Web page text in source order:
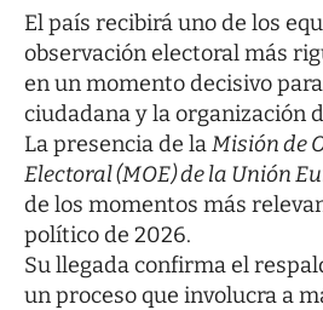
El país recibirá uno de los
observación electoral más
en un momento decisivo
ciudadana y la organización
La presencia de laMisión de
Electoral (MOE) de la Unión
de los momentos más
político de 2026.
Su llegada confirma el
un proceso que involucra a